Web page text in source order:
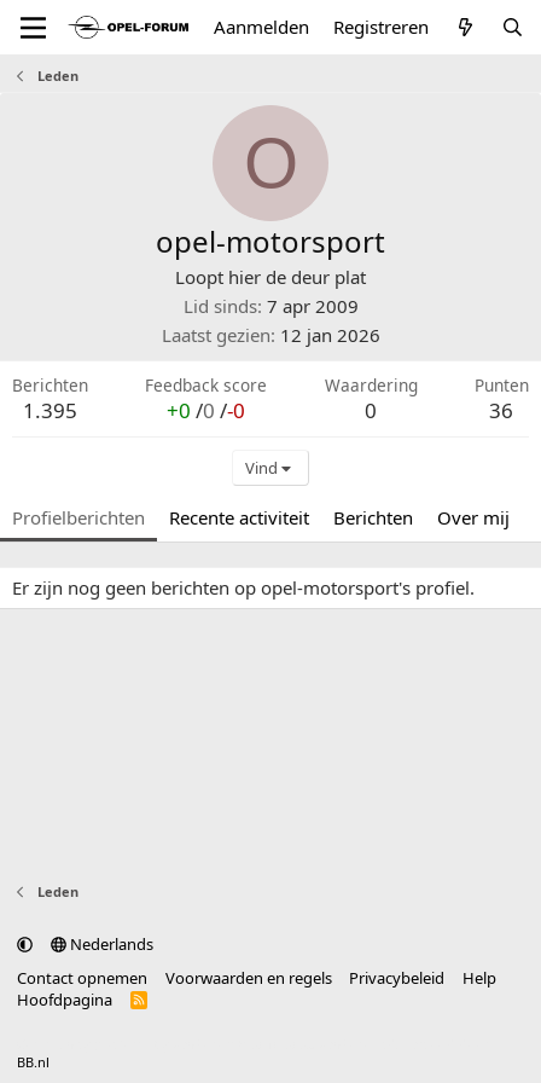
Aanmelden Registreren
Leden
O
opel-motorsport
Loopt hier de deur plat
Lid sinds 7 apr 2009
Laatst gezien 12 jan 2026
Berichten
1.395
Feedback score
+0 /0 /-0
Waardering
0
Punten
36
Vind
Profielberichten Recente activiteit Berichten Over mij
Er zijn nog geen berichten op opel-motorsport's profiel.
Leden
Nederlands
Contact opnemen
Voorwaarden en regels Privacybeleid
Help
Hoofdpagina
R
BB.nl